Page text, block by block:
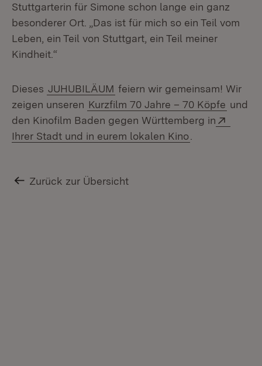
Stuttgarterin für Simone schon lange ein ganz
besonderer Ort. „Das ist für mich so ein Teil vom
Leben, ein Teil von Stuttgart, ein Teil meiner
Kindheit.“
Dieses JUHUBILÄUM feiern wir gemeinsam! Wir
zeigen unseren Kurzfilm 70 Jahre – 70 Köpfe und
den Kinofilm Baden gegen Württemberg in
Ihrer Stadt und in eurem lokalen Kino
Zurück zur Übersicht